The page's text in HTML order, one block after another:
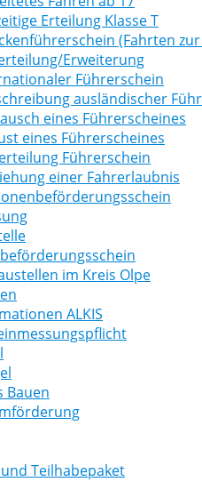
Erteilung Klasse T
(Fahrten
Erweiterung
Führerschein
ausländischer
eines Führerscheines
eines Führerscheines
Führerschein
einer Fahrerlaubnis
im Kreis Olpe
ALKIS
Bauen
Teilhabepaket